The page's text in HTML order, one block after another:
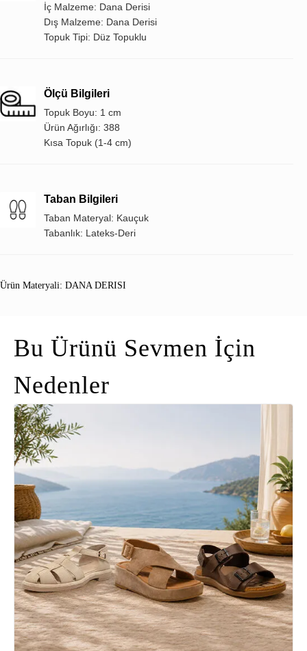
İç Malzeme: Dana Derisi
Dış Malzeme: Dana Derisi
Topuk Tipi: Düz Topuklu
Ölçü Bilgileri
Topuk Boyu: 1 cm
Ürün Ağırlığı: 388
Kısa Topuk (1-4 cm)
Taban Bilgileri
Taban Materyal: Kauçuk
Tabanlık: Lateks-Deri
Ürün Materyali: DANA DERISI
Bu Ürünü Sevmen İçin
Nedenler